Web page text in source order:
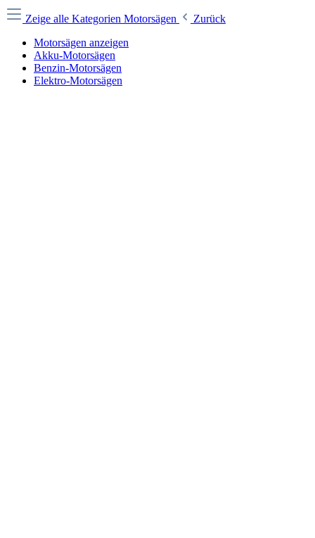
Zeige alle Kategorien Motorsägen
Zurück
Motorsägen anzeigen
Akku-Motorsägen
Benzin-Motorsägen
Elektro-Motorsägen